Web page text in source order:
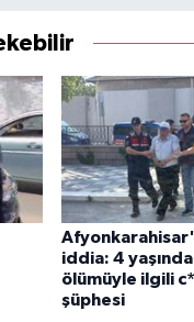
iddia: 4
ölümüyle ilgili
şüphesi